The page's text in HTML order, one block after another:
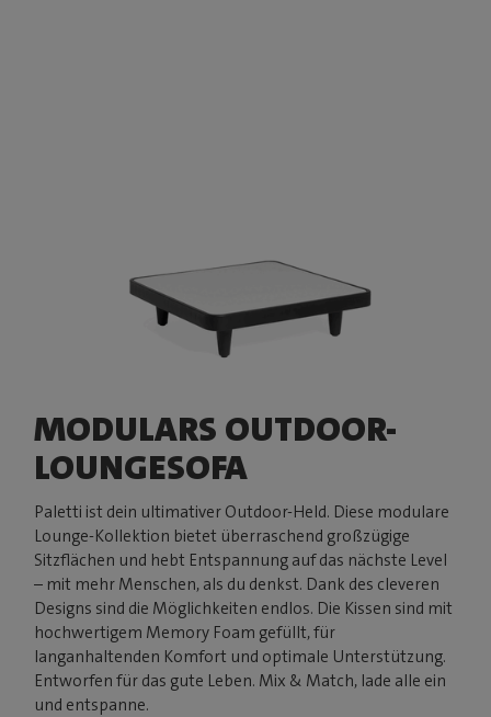
MODULARS OUTDOOR-
LOUNGESOFA
Paletti ist dein ultimativer Outdoor-Held. Diese modulare
Lounge-Kollektion bietet überraschend großzügige
Sitzflächen und hebt Entspannung auf das nächste Level
– mit mehr Menschen, als du denkst. Dank des cleveren
Designs sind die Möglichkeiten endlos. Die Kissen sind mit
hochwertigem Memory Foam gefüllt, für
langanhaltenden Komfort und optimale Unterstützung.
Entworfen für das gute Leben. Mix & Match, lade alle ein
und entspanne.